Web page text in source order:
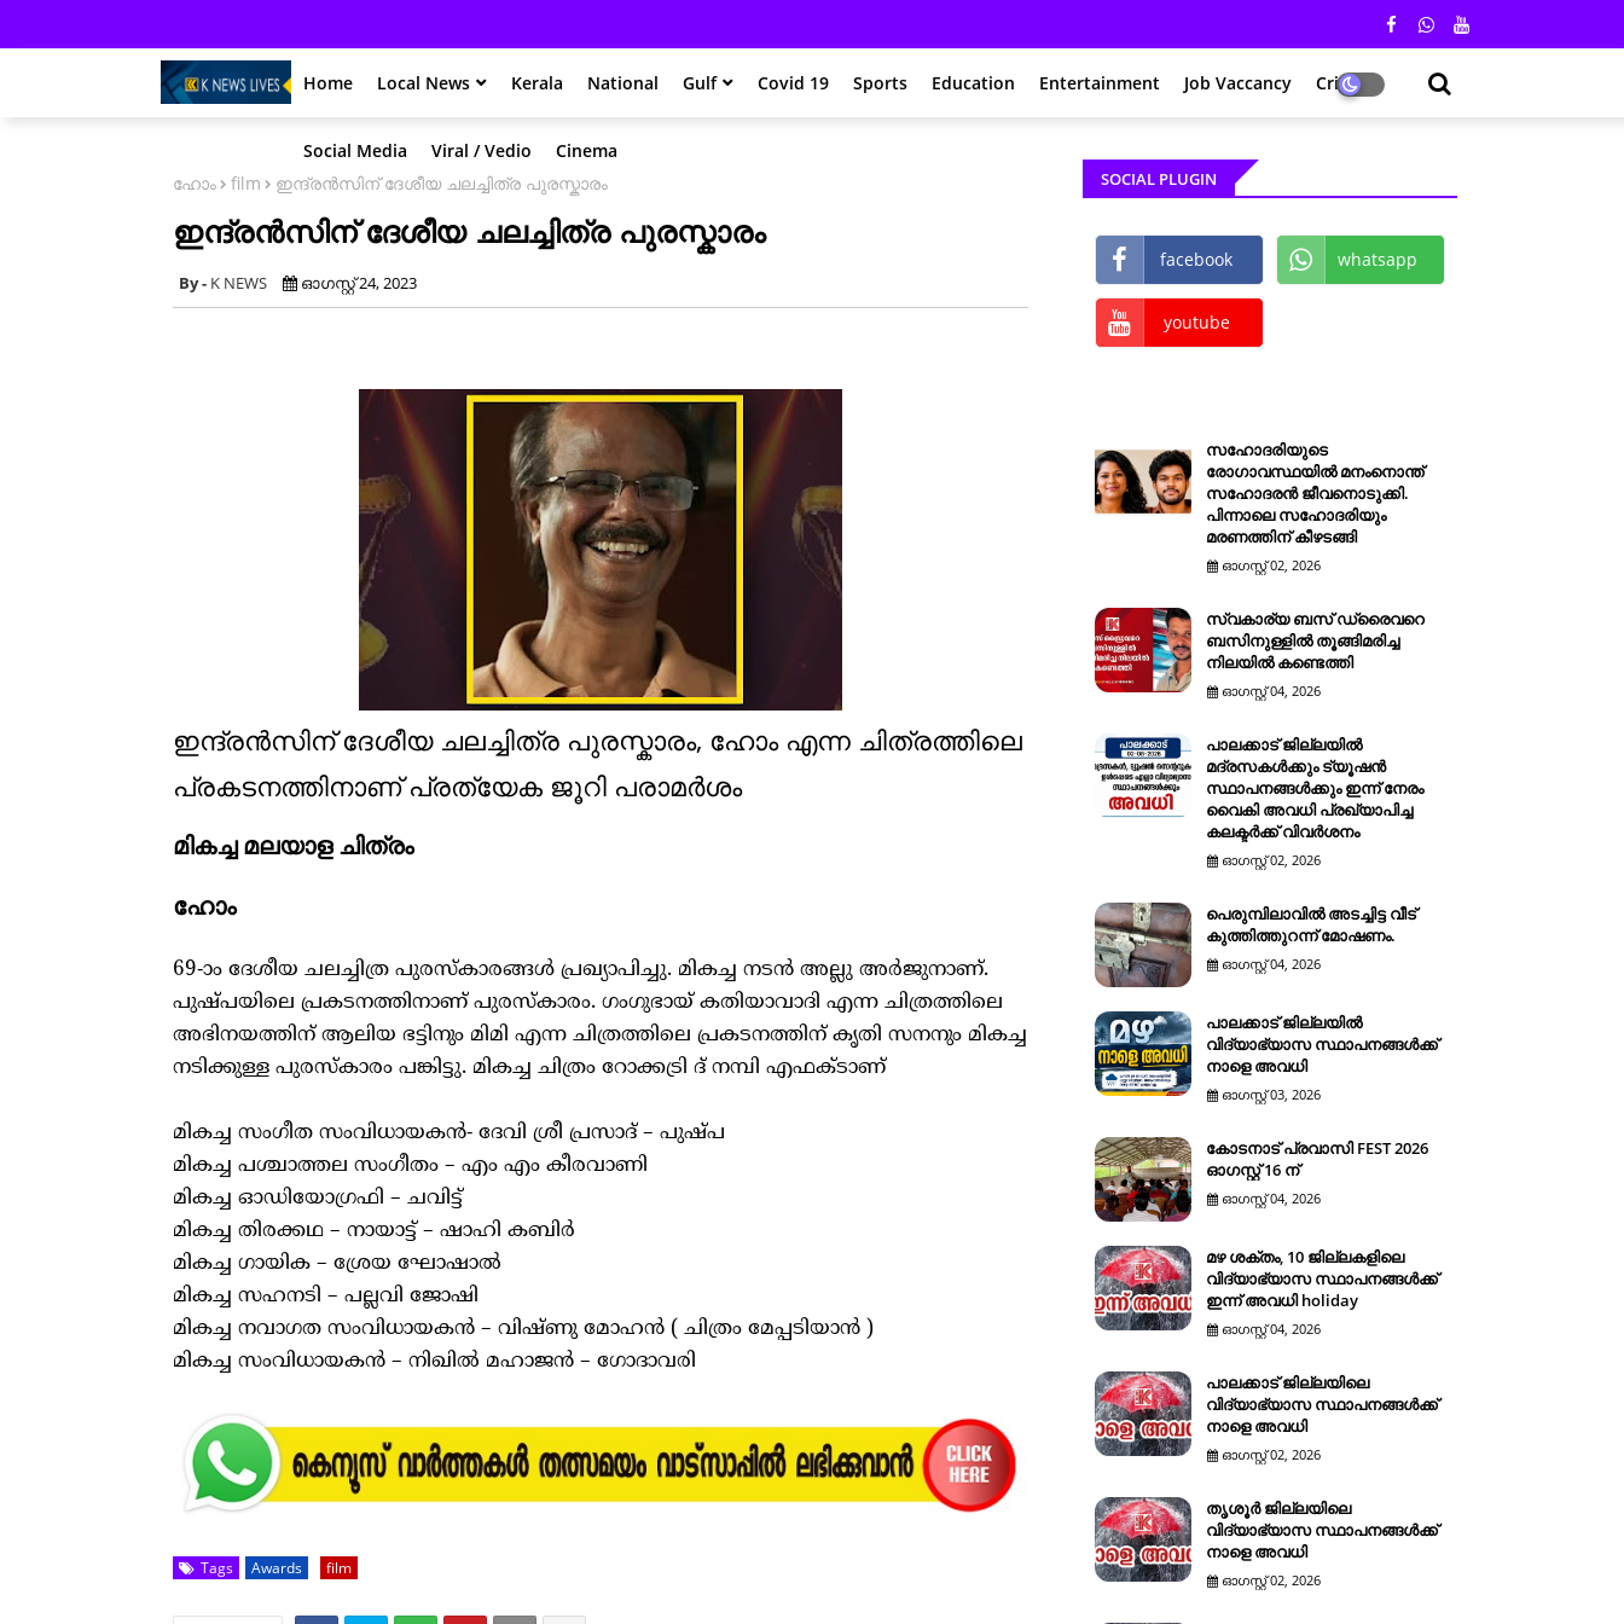
Home Local News Kerala National Gulf Covid 19 Sports Education Entertainment Job Vaccancy Crime
Social Media Viral / Vedio
Cinema
ഹോം
film ഇന്ദ്രൻസിന് ദേശീയ ചലച്ചിത്ര പുരസ്കാരം
ഇന്ദ്രൻസിന് ദേശീയ ചലച്ചിത്ര പുരസ്കാരം
K NEWS ഓഗസ്റ്റ് 24, 2023
ഇന്ദ്രൻസിന് ദേശീയ ചലച്ചിത്ര പുരസ്കാരം, ഹോം എന്ന ചിത്രത്തിലെ
പ്രകടനത്തിനാണ് പ്രത്യേക ജൂറി പരാമർശം
മികച്ച മലയാള ചിത്രം
ഹോം
69-ാം ദേശീയ ചലച്ചിത്ര പുരസ്‌കാരങ്ങൾ പ്രഖ്യാപിച്ചു. മികച്ച നടൻ അല്ലു അർജുനാണ്.
പുഷ്പയിലെ പ്രകടനത്തിനാണ് പുരസ്‌കാരം. ഗംഗുഭായ് കതിയാവാദി എന്ന ചിത്രത്തിലെ
അഭിനയത്തിന് ആലിയ ഭട്ടിനും മിമി എന്ന ചിത്രത്തിലെ പ്രകടനത്തിന് കൃതി സനനും മികച്ച
നടിക്കുള്ള പുരസ്‌കാരം പങ്കിട്ടു. മികച്ച ചിത്രം റോക്കട്രി ദ് നമ്പി എഫക്ടാണ്
മികച്ച സംഗീത സംവിധായകൻ- ദേവി ശ്രീ പ്രസാദ് – പുഷ്പ
മികച്ച പശ്ചാത്തല സംഗീതം – എം എം കീരവാണി
മികച്ച ഓഡിയോഗ്രഫി – ചവിട്ട്
മികച്ച തിരക്കഥ – നായാട്ട് – ഷാഹി കബിർ
മികച്ച ഗായിക – ശ്രേയ ഘോഷാൽ
മികച്ച സഹനടി – പല്ലവി ജോഷി
മികച്ച നവാഗത സംവിധായകൻ – വിഷ്ണു മോഹൻ ( ചിത്രം മേപ്പടിയാൻ )
മികച്ച സംവിധായകൻ – നിഖിൽ മഹാജൻ – ഗോദാവരി
Tags Awards film
SOCIAL PLUGIN
facebook whatsapp
youtube
സഹോദരിയുടെ
രോഗാവസ്ഥയിൽ മനംനൊന്ത്
സഹോദരൻ ജീവനൊടുക്കി.
പിന്നാലെ സഹോദരിയും
മരണത്തിന് കീഴടങ്ങി
ഓഗസ്റ്റ് 02, 2026
സ്വകാര്യ ബസ് ഡ്രൈവറെ
ബസിനുള്ളിൽ തൂങ്ങിമരിച്ച
നിലയിൽ കണ്ടെത്തി
ഓഗസ്റ്റ് 04, 2026
പാലക്കാട് ജില്ലയിൽ
മദ്രസകൾക്കും ട്യൂഷൻ
സ്ഥാപനങ്ങൾക്കും ഇന്ന് നേരം
വൈകി അവധി പ്രഖ്യാപിച്ച
കലക്ടർക്ക് വിവർശനം
ഓഗസ്റ്റ് 02, 2026
പെരുമ്പിലാവിൽ അടച്ചിട്ട വീട്
കുത്തിത്തുറന്ന് മോഷണം.
ഓഗസ്റ്റ് 04, 2026
പാലക്കാട് ജില്ലയിൽ
വിദ്യാഭ്യാസ സ്ഥാപനങ്ങൾക്ക്
നാളെ അവധി
ഓഗസ്റ്റ് 03, 2026
കോടനാട് പ്രവാസി FEST 2026
ഓഗസ്റ്റ് 16 ന്
ഓഗസ്റ്റ് 04, 2026
മഴ ശക്തം, 10 ജില്ലകളിലെ
വിദ്യാഭ്യാസ സ്ഥാപനങ്ങൾക്ക്
ഇന്ന് അവധി holiday
ഓഗസ്റ്റ് 04, 2026
പാലക്കാട് ജില്ലയിലെ
വിദ്യാഭ്യാസ സ്ഥാപനങ്ങൾക്ക്
നാളെ അവധി
ഓഗസ്റ്റ് 02, 2026
തൃശൂർ ജില്ലയിലെ
വിദ്യാഭ്യാസ സ്ഥാപനങ്ങൾക്ക്
നാളെ അവധി
ഓഗസ്റ്റ് 02, 2026